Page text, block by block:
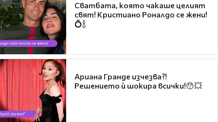
Сватбата, която чакаше целият
свят! Кристиано Роналдо се жени!
💍🍾
Ариана Гранде изчезва?!
Решението ѝ шокира всички!😯💥